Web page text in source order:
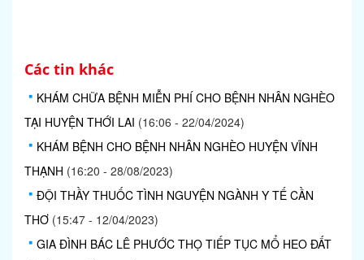
Các tin khác
KHÁM CHỮA BỆNH MIỄN PHÍ CHO BỆNH NHÂN NGHÈO
TẠI HUYỆN THỚI LAI (16:06 - 22/04/2024)
KHÁM BỆNH CHO BỆNH NHÂN NGHÈO HUYỆN VĨNH
THẠNH (16:20 - 28/08/2023)
ĐỘI THẦY THUỐC TÌNH NGUYỆN NGÀNH Y TẾ CẦN
THƠ (15:47 - 12/04/2023)
GIA ĐÌNH BÁC LÊ PHƯỚC THỌ TIẾP TỤC MỔ HEO ĐẤT